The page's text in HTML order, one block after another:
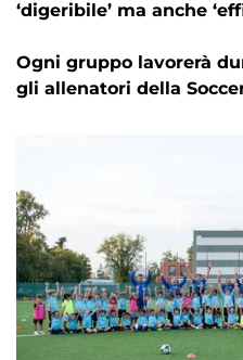
‘digeribile’ ma anche
Ogni gruppo lavorerà
gli allenatori della